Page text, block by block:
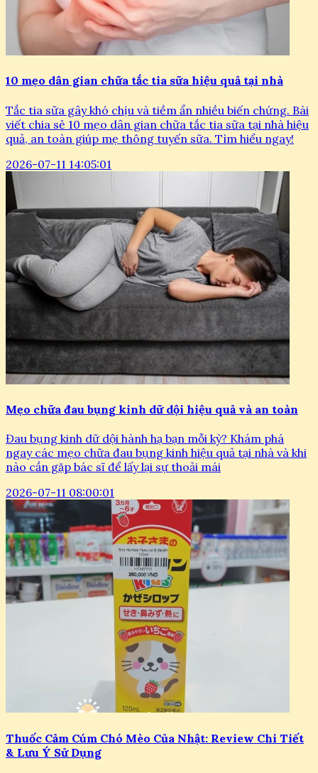
10 mẹo dân gian chữa tắc tia sữa hiệu quả tại nhà
Tắc tia sữa gây khó chịu và tiềm ẩn nhiều biến chứng. Bài
viết chia sẻ 10 mẹo dân gian chữa tắc tia sữa tại nhà hiệu
quả, an toàn giúp mẹ thông tuyến sữa. Tìm hiểu ngay!
2026-07-11 14:05:01
Mẹo chữa đau bụng kinh dữ dội hiệu quả và an toàn
Đau bụng kinh dữ dội hành hạ bạn mỗi kỳ? Khám phá
ngay các mẹo chữa đau bụng kinh hiệu quả tại nhà và khi
nào cần gặp bác sĩ để lấy lại sự thoải mái
2026-07-11 08:00:01
Thuốc Cảm Cúm Chó Mèo Của Nhật: Review Chi Tiết
& Lưu Ý Sử Dụng